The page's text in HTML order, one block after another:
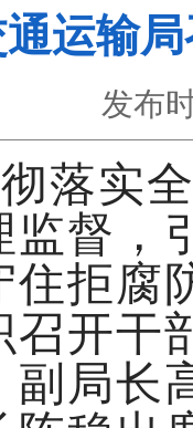
运输
发布
落实
监督，
住拒腐
召开干
副局长